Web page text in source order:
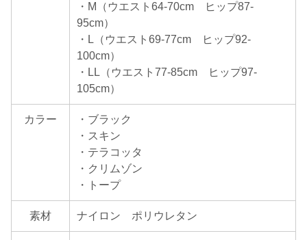
・M（ウエスト64-70cm ヒップ87-
95cm）
・L（ウエスト69-77cm ヒップ92-
100cm）
・LL（ウエスト77-85cm ヒップ97-
105cm）
カラー
・ブラック
・スキン
・テラコッタ
・クリムゾン
・トープ
素材 ナイロン ポリウレタン